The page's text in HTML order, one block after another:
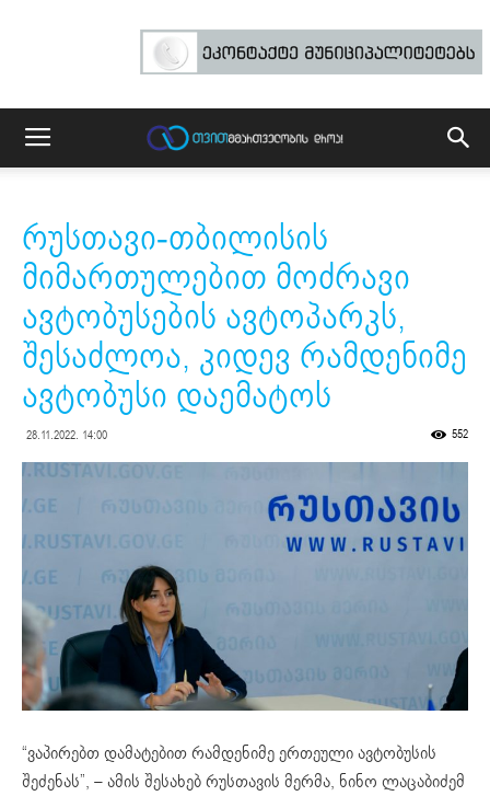
რუსთავი-თბილისის
მიმართულებით მოძრავი
ავტობუსების ავტოპარკს,
შესაძლოა, კიდევ რამდენიმე
ავტობუსი დაემატოს
28.11.2022. 14:00 552
“ვაპირებთ დამატებით რამდენიმე ერთეული ავტობუსის
შეძენას”, – ამის შესახებ რუსთავის მერმა, ნინო ლაცაბიძემ